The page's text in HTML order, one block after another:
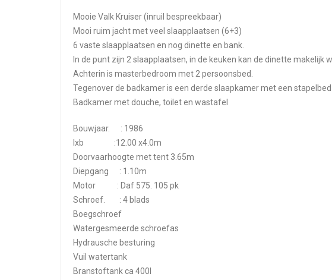
Mooie Valk Kruiser (inruil bespreekbaar)
Mooi ruim jacht met veel slaapplaatsen (6+3)
6 vaste slaapplaatsen en nog dinette en bank.
In de punt zijn 2 slaapplaatsen, in de keuken kan de dinette makelijk
Achterin is masterbedroom met 2 persoonsbed.
Tegenover de badkamer is een derde slaapkamer met een stapelbed.
Badkamer met douche, toilet en wastafel
Bouwjaar. : 1986
lxb :12.00 x4.0m
Doorvaarhoogte met tent 3.65m
Diepgang : 1.10m
Motor : Daf 575. 105 pk
Schroef. : 4 blads
Boegschroef
Watergesmeerde schroefas
Hydrausche besturing
Vuil watertank
Branstoftank ca 400l